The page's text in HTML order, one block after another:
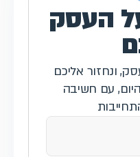
העסק
ונחזור אליכם
עם חשיבה